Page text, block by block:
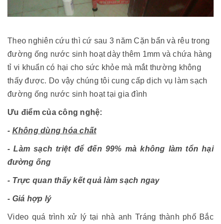
Theo nghiên cứu thì cứ sau 3 nămCặn bẩn và rêu trong
đường ống nước sinh hoạt dày thêm 1mm và chứa hàng
tỉ vi khuẩn có hại cho sức khỏe mà mắt thường không
thấy được. Do vậy chúng tôi cung cấp dịch vụ làm sạch
đường ống nước sinh hoạt tại gia đình
Ưu điểm của công nghệ:
- Không dùng hóa chất
- Làm sạch triệt để đến 99% mà không làm tổn hại
đường ống
- Trực quan thấy kết quả làm sạch ngay
- Giá hợp lý
Video quá trình xử lý tại nhà anh Tráng thành phố Bắc